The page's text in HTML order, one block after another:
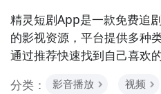
精灵短剧App是一款免费追
的影视资源，平台提供多种
通过推荐快速找到自己喜欢
分类：
影音播放 视频